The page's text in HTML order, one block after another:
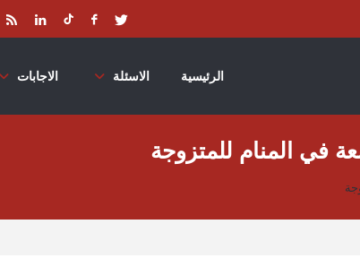
الرئيسية الاسئلة الاجابات
في المنام للمتزوجة